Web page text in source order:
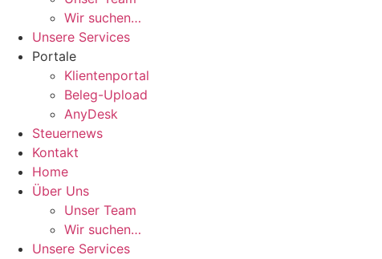
Wir suchen…
Unsere Services
Portale
Klientenportal
Beleg-Upload
AnyDesk
Steuernews
Kontakt
Home
Über Uns
Unser Team
Wir suchen…
Unsere Services